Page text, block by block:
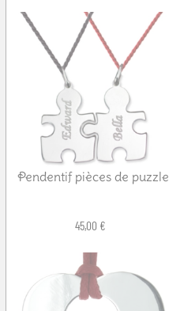
Pendentif pièces de puzzle
45,00 €